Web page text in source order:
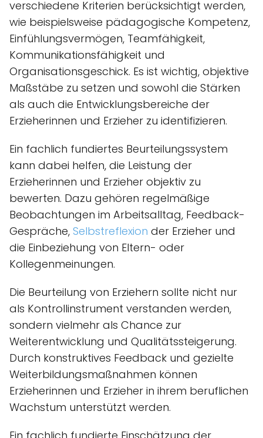
verschiedene Kriterien berücksichtigt werden,
wie beispielsweise pädagogische Kompetenz,
Einfühlungsvermögen, Teamfähigkeit,
Kommunikationsfähigkeit und
Organisationsgeschick. Es ist wichtig, objektive
Maßstäbe zu setzen und sowohl die Stärken
als auch die Entwicklungsbereiche der
Erzieherinnen und Erzieher zu identifizieren.
Ein fachlich fundiertes Beurteilungssystem
kann dabei helfen, die Leistung der
Erzieherinnen und Erzieher objektiv zu
bewerten. Dazu gehören regelmäßige
Beobachtungen im Arbeitsalltag, Feedback-
Gespräche, Selbstreflexion der Erzieher und
die Einbeziehung von Eltern- oder
Kollegenmeinungen.
Die Beurteilung von Erziehern sollte nicht nur
als Kontrollinstrument verstanden werden,
sondern vielmehr als Chance zur
Weiterentwicklung und Qualitätssteigerung.
Durch konstruktives Feedback und gezielte
Weiterbildungsmaßnahmen können
Erzieherinnen und Erzieher in ihrem beruflichen
Wachstum unterstützt werden.